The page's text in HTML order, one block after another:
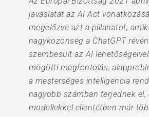
javaslatát az AI Act
megelőzve azt a pillanatot,
nagyközönség a ChatGPT
szembesült az AI
mögötti megfontolás,
a mesterséges intelligencia
nagyobb számban terjednek el,
modellekkel ellentétben már